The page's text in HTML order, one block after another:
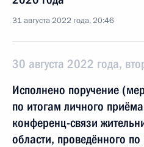
31 августа 2022 года, 20:46
30 августа 2022 года,
Исполнено поручение
по итогам личного
конференц-связи
области, проведённого